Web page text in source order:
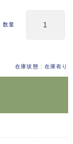
在庫状態 : 在庫有り
数量